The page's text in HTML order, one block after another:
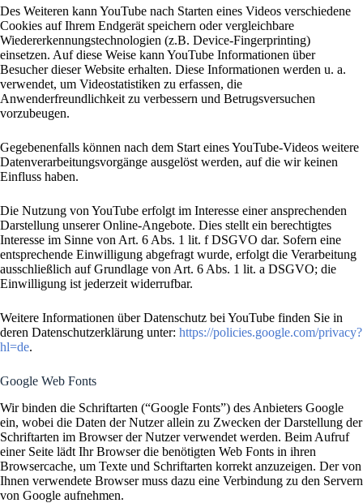
Des Weiteren kann YouTube nach Starten eines Videos verschiedene
Cookies auf Ihrem Endgerät speichern oder vergleichbare
Wiedererkennungstechnologien (z.B. Device-Fingerprinting)
einsetzen. Auf diese Weise kann YouTube Informationen über
Besucher dieser Website erhalten. Diese Informationen werden u. a.
verwendet, um Videostatistiken zu erfassen, die
Anwenderfreundlichkeit zu verbessern und Betrugsversuchen
vorzubeugen.
Gegebenenfalls können nach dem Start eines YouTube-Videos weitere
Datenverarbeitungsvorgänge ausgelöst werden, auf die wir keinen
Einfluss haben.
Die Nutzung von YouTube erfolgt im Interesse einer ansprechenden
Darstellung unserer Online-Angebote. Dies stellt ein berechtigtes
Interesse im Sinne von Art. 6 Abs. 1 lit. f DSGVO dar. Sofern eine
entsprechende Einwilligung abgefragt wurde, erfolgt die Verarbeitung
ausschließlich auf Grundlage von Art. 6 Abs. 1 lit. a DSGVO; die
Einwilligung ist jederzeit widerrufbar.
Weitere Informationen über Datenschutz bei YouTube finden Sie in
deren Datenschutzerklärung unter: https://policies.google.com/privacy?
hl=de.
Google Web Fonts
Wir binden die Schriftarten (“Google Fonts”) des Anbieters Google
ein, wobei die Daten der Nutzer allein zu Zwecken der Darstellung der
Schriftarten im Browser der Nutzer verwendet werden. Beim Aufruf
einer Seite lädt Ihr Browser die benötigten Web Fonts in ihren
Browsercache, um Texte und Schriftarten korrekt anzuzeigen. Der von
Ihnen verwendete Browser muss dazu eine Verbindung zu den Servern
von Google aufnehmen.